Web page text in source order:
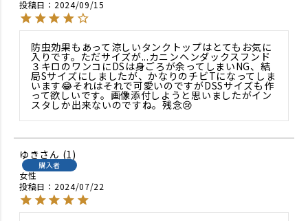
投稿日
2024/09/15
防虫効果もあって涼しいタンクトップはとてもお気に
入りです。ただサイズが...カニンヘンダックスフンド
３キロのワンコにDSは身ごろが余ってしまいNG、結
局Sサイズにしましたが、かなりのチビTになってしま
います😂それはそれで可愛いのですがDSSサイズも作
って欲しいです。画像添付しようと思いましたがイン
スタしか出来ないのですね。残念😢
ゆき 1
購入者
女性
投稿日
2024/07/22